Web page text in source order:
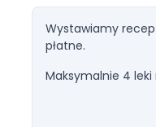
Wystawiamy
płatne.
Maksymalnie 4